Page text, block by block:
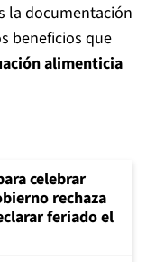
la documentación
beneficios que
alimenticia
celebrar
rechaza
feriado el